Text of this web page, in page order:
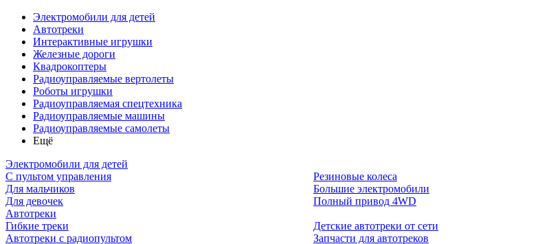
Электромобили для детей
Автотреки
Интерактивные игрушки
Железные дороги
Квадрокоптеры
Радиоуправляемые вертолеты
Роботы игрушки
Радиоуправляемая спецтехника
Радиоуправляемые машины
Радиоуправляемые самолеты
Ещё
Электромобили для детей
С пультом управления
Для мальчиков
Для девочек
Резиновые колеса
Большие электромобили
Полный привод 4WD
Автотреки
Гибкие треки
Автотреки с радиопультом
Детские автотреки от сети
Запчасти для автотреков